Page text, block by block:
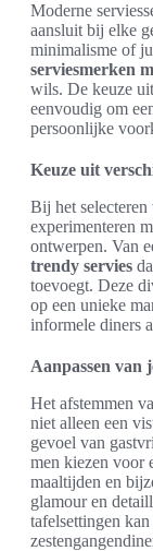
Moderne
aansluit bij elke
minimalisme of
serviesmerken
wils. De keuze
eenvoudig om
persoonlijke
Keuze uit
Bij het selecteren
experimenteren
ontwerpen. Van
trendy servies
toevoegt. Deze
op een unieke
informele diners
Aanpassen van
Het afstemmen
niet alleen een
gevoel van
men kiezen voor
maaltijden en
glamour en
tafelsettingen